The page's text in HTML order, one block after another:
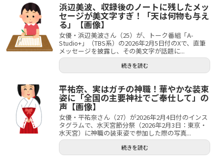
浜辺美波、収録後のノートに残したメッ
セージが美文字すぎ！「天は何物も与え
る」【画像】
女優・浜辺美波さん（25）が、トーク番組「A-
Studio+」（TBS系）の2026年2月5日付のXで、直筆
メッセージを披露し、その美文字が話題に...
続きを読む
平祐奈、実はガチの神職！華やかな装束
姿に「全国の主要神社でご奉仕して」の
声【画像】
女優・平祐奈さん（27）が2026年2月4日付のインス
タグラムで、水天宮節分祭（2026年2月3日：東京・
水天宮）に神職の装束姿で参加した際の写真...
続きを読む